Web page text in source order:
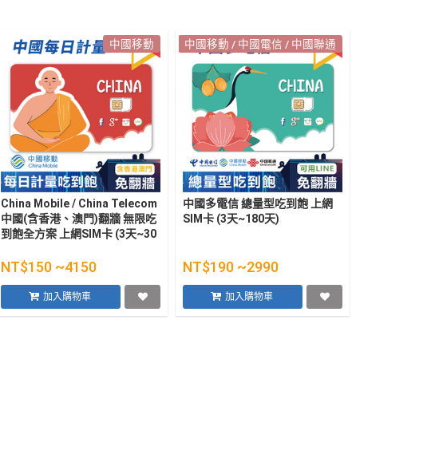
中國移動
China Mobile / China Telecom
中國(含香港、澳門)翻牆 無限吃
到飽全方案 上網SIM卡 (3天~30
NT$150 ~4150
加入購物車
中國移動 / 中國電信 / 中國聯通
中國多電信 總量型吃到飽 上網
SIM卡 (3天~180天)
NT$190 ~2990
加入購物車